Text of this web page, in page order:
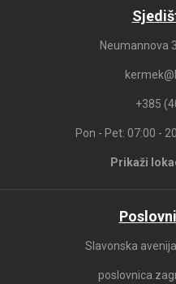
Neumannova
+385
Pon - Pet: 07:00 -
Prikaži
Slavonska